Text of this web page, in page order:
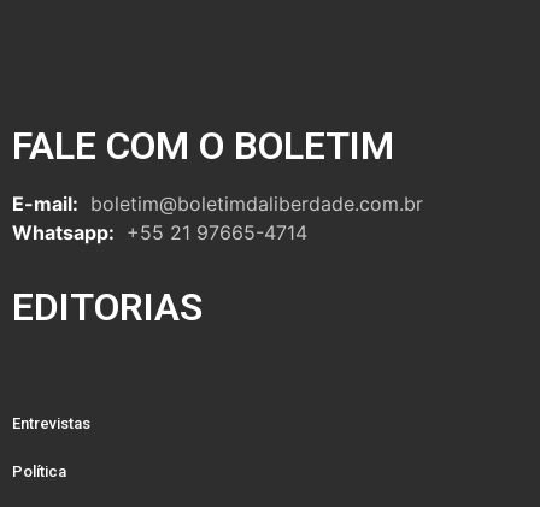
FALE COM O BOLETIM
E-mail: boletim@boletimdaliberdade.com.br
Whatsapp: +55 21 97665-4714
EDITORIAS
Entrevistas
Política